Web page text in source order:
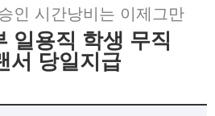
인 시간낭비는 이제그만
일용직 학생 무직
서 당일지급